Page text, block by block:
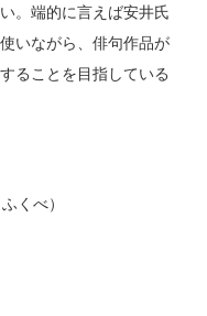
。端的に言えば安井氏
いながら、俳句作品が
ることを目指している
くべ）